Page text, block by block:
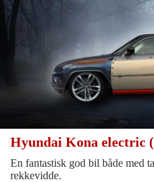
Hyundai Kona electric
En fantastisk god bil både med
rekkevidde.